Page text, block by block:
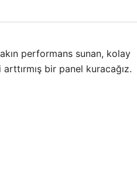
performans sunan, kolay
bir panel kuracağız.